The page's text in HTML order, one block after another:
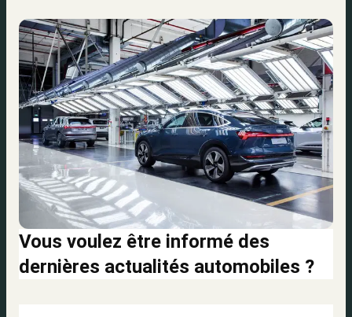
Vous voulez être informé des
dernières actualités automobiles ?